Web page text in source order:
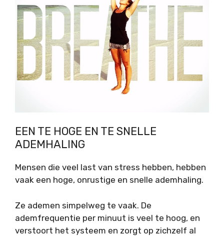
EEN TE HOGE EN TE SNELLE
ADEMHALING
Mensen die veel last van stress hebben, hebben
vaak een hoge, onrustige en snelle ademhaling.
Ze ademen simpelweg te vaak. De
ademfrequentie per minuut is veel te hoog, en
verstoort het systeem en zorgt op zichzelf al